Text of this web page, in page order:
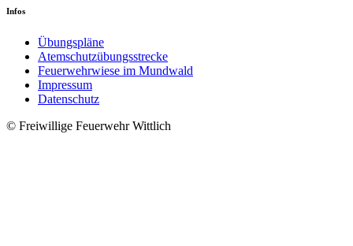
Infos
Übungspläne
Atemschutzübungsstrecke
Feuerwehrwiese im Mundwald
Impressum
Datenschutz
© Freiwillige Feuerwehr Wittlich